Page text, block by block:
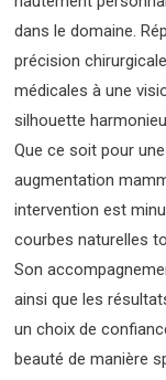
dans le domaine.
précision
médicales à une
silhouette
Que ce soit pour
augmentation
intervention est
courbes naturelles
Son
ainsi que les
un choix de
beauté de manière